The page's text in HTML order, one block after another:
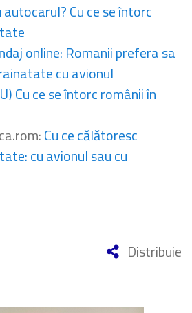
Cu ce se întorc
online: Romanii prefera sa
cu avionul
Cu ce se întorc românii în
Cu ce călătoresc
cu avionul sau cu
Distribuie